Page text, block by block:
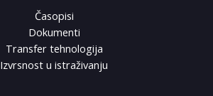
Časopisi
Dokumenti
Transfer tehnologija
Izvrsnost u istraživanju